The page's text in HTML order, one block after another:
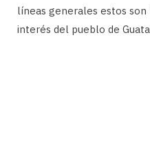
líneas generales estos
interés del pueblo de